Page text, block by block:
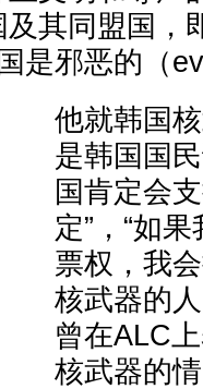
其同盟国，
是邪恶的（
他就韩国
是韩国国
国肯定会
定”，“如
票权，我
核武器的
曾在ALC
核武器的